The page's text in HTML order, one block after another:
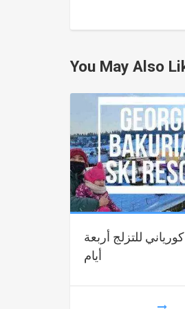
You May Also
للتزلج أربعة
أيام